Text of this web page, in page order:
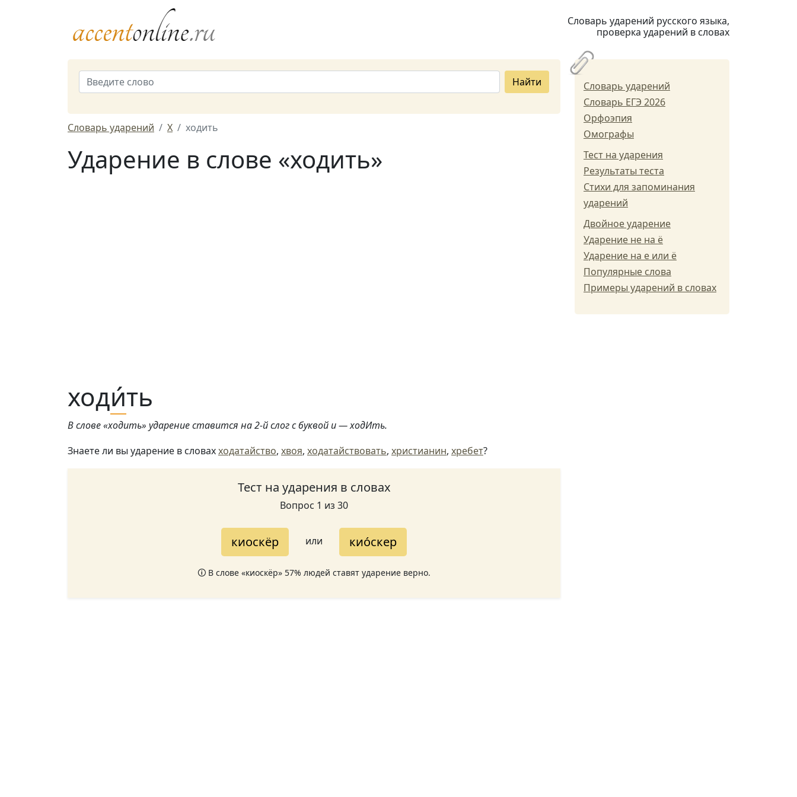
Словарь ударений русского языка,
проверка ударений в словах
Найти
Словарь ударений Х ходить
Ударение в слове «ходить»
ходи́ть
В слове «ходить» ударение ставится на 2-й слог с буквой и — ходИть.
Знаете ли вы ударение в словахходатайство, хвоя, ходатайствовать, христианин, хребет?
Тест на ударения в словах
Вопрос 1 из 30
киоскёр или кио́скер
🛈 В слове «киоскёр» 57% людей ставят ударение верно.
Словарь ударений
Словарь ЕГЭ 2026
Орфоэпия
Омографы
Тест на ударения
Результаты теста
Стихи для запоминания
ударений
Двойное ударение
Ударение не на ё
Ударение на е или ё
Популярные слова
Примеры ударений в словах